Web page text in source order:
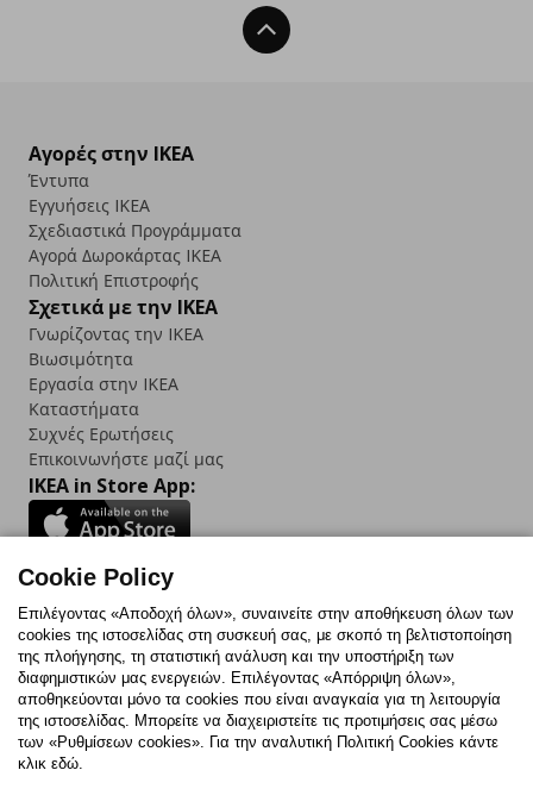
Back To Top
Αγορές στην IKEA
Έντυπα
Εγγυήσεις IKEA
Σχεδιαστικά Προγράμματα
Αγορά Δωρoκάρτας IKEA
Πολιτική Επιστροφής
Σχετικά με την IKEA
Γνωρίζοντας την IKEA
Βιωσιμότητα
Εργασία στην IKEA
Καταστήματα
Συχνές Ερωτήσεις
Επικοινωνήστε μαζί μας
IKEA in Store App:
Follow us:
FacebookInstagram
TikTokYoutubePinterestTwitter
Cookie Policy
Επιλέγοντας «Αποδοχή όλων», συναινείτε στην αποθήκευση όλων των
cookies της ιστοσελίδας στη συσκευή σας, με σκοπό τη βελτιστοποίηση
της πλοήγησης, τη στατιστική ανάλυση και την υποστήριξη των
διαφημιστικών μας ενεργειών. Επιλέγοντας «Απόρριψη όλων»,
αποθηκεύονται μόνο τα cookies που είναι αναγκαία για τη λειτουργία
της ιστοσελίδας. Μπορείτε να διαχειριστείτε τις προτιμήσεις σας μέσω
των «Ρυθμίσεων cookies». Για την αναλυτική Πολιτική Cookies κάντε
κλικ εδώ.